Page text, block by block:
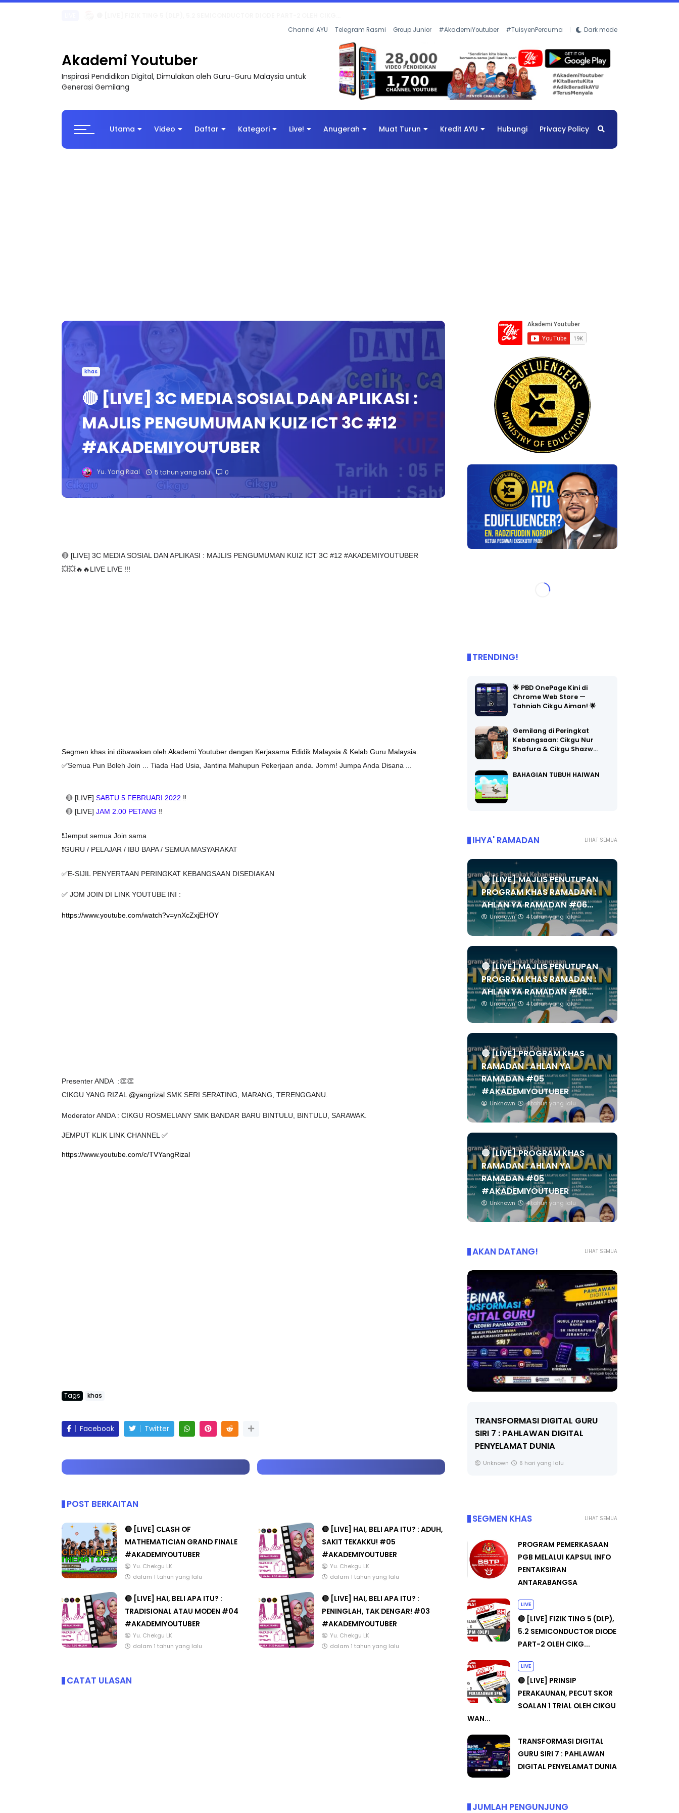
Channel AYU Telegram Rasmi Group Junior #AkademiYoutuber #TuisyenPercuma Dark mode
Akademi Youtuber
Inspirasi Pendidikan Digital, Dimulakan oleh Guru-Guru Malaysia untuk
Generasi Gemilang
Utama Video Daftar Kategori Live! Anugerah Muat Turun Kredit AYU Hubungi Privacy Policy
khas
🔴 [LIVE] 3C MEDIA SOSIAL DAN APLIKASI :
MAJLIS PENGUMUMAN KUIZ ICT 3C #12
#AKADEMIYOUTUBER
Yu. Yang Rizal 5 tahun yang lalu 0
🔴 [LIVE] 3C MEDIA SOSIAL DAN APLIKASI : MAJLIS PENGUMUMAN KUIZ ICT 3C #12 #AKADEMIYOUTUBER
💥💥🔥🔥LIVE LIVE !!!
Segmen khas ini dibawakan oleh Akademi Youtuber dengan Kerjasama Edidik Malaysia & Kelab Guru Malaysia.
✅Semua Pun Boleh Join ... Tiada Had Usia, Jantina Mahupun Pekerjaan anda. Jomm! Jumpa Anda Disana ...
🔴 [LIVE] SABTU 5 FEBRUARI 2022 ‼️
🔴 [LIVE] JAM 2.00 PETANG ‼️
❗️Jemput semua Join sama
❗️GURU / PELAJAR / IBU BAPA / SEMUA MASYARAKAT
✅E-SIJIL PENYERTAAN PERINGKAT KEBANGSAAN DISEDIAKAN
✅ JOM JOIN DI LINK YOUTUBE INI :
https://www.youtube.com/watch?v=ynXcZxjEHOY
Presenter ANDA  :👏👏
CIKGU YANG RIZAL @yangrizal SMK SERI SERATING, MARANG, TERENGGANU.
Moderator ANDA : CIKGU ROSMELIANY SMK BANDAR BARU BINTULU, BINTULU, SARAWAK.
JEMPUT KLIK LINK CHANNEL ✅
https://www.youtube.com/c/TVYangRizal
Tags khas
Facebook Twitter
POST BERKAITAN
🔴 [LIVE] CLASH OF
MATHEMATICIAN GRAND FINALE
#AKADEMIYOUTUBER
Yu. Chekgu LK
dalam 1 tahun yang lalu
🔴 [LIVE] HAI, BELI APA ITU? : ADUH,
SAKIT TEKAKKU! #05
#AKADEMIYOUTUBER
Yu. Chekgu LK
dalam 1 tahun yang lalu
🔴 [LIVE] HAI, BELI APA ITU? :
TRADISIONAL ATAU MODEN #04
#AKADEMIYOUTUBER
Yu. Chekgu LK
dalam 1 tahun yang lalu
🔴 [LIVE] HAI, BELI APA ITU? :
PENINGLAH, TAK DENGAR! #03
#AKADEMIYOUTUBER
Yu. Chekgu LK
dalam 1 tahun yang lalu
CATAT ULASAN
TRENDING!
🌟 PBD OnePage Kini di
Chrome Web Store —
Tahniah Cikgu Aiman! 🌟
Gemilang di Peringkat
Kebangsaan: Cikgu Nur
Shafura & Cikgu Shazw…
BAHAGIAN TUBUH HAIWAN
LIHAT SEMUA
IHYA' RAMADAN
🔴 [LIVE] MAJLIS PENUTUPAN
PROGRAM KHAS RAMADAN :
AHLAN YA RAMADAN #06...
Unknown 4 tahun yang lalu
🔴 [LIVE] MAJLIS PENUTUPAN
PROGRAM KHAS RAMADAN :
AHLAN YA RAMADAN #06...
Unknown 4 tahun yang lalu
🔴 [LIVE] PROGRAM KHAS
RAMADAN : AHLAN YA
RAMADAN #05
#AKADEMIYOUTUBER
Unknown 4 tahun yang lalu
🔴 [LIVE] PROGRAM KHAS
RAMADAN : AHLAN YA
RAMADAN #05
#AKADEMIYOUTUBER
Unknown 4 tahun yang lalu
LIHAT SEMUA
AKAN DATANG!
Tingkatan 4
9 hari yang lalu
🔴 [LIVE] PRINSIP PERAKAUNAN,
OLEH CIKGU ...
Yu. Chekgu LK 10 hari yang lalu
MAJLIS ANUGERAH FFK
(FESTIVAL LENSA PENDIDIKAN -
FLeP) 2026
Unknown 7 hari yang lalu
LIHAT SEMUA
SEGMEN KHAS
PROGRAM PEMERKASAAN
PGB MELALUI KAPSUL INFO
PENTAKSIRAN
ANTARABANGSA
LIVE
🔴 [LIVE] FIZIK TING 5 (DLP),
5.2 SEMICONDUCTOR DIODE
PART-2 OLEH CIKG...
LIVE
🔴 [LIVE] PRINSIP
PERAKAUNAN, PECUT SKOR
SOALAN 1 TRIAL OLEH CIKGU
WAN...
TRANSFORMASI DIGITAL
GURU SIRI 7 : PAHLAWAN
DIGITAL PENYELAMAT DUNIA
JUMLAH PENGUNJUNG